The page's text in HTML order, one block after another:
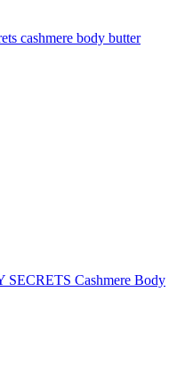
cashmere body butter
Cashmere Body